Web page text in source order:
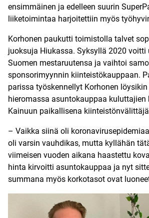
ensimmäinen ja edelleen suurin
liiketoimintaa harjoitettiin myös
Korhonen paukutti toimistolla talvet
juoksuja Hiukassa. Syksyllä 2020 voitti
Suomen mestaruutensa ja vaihtoi
sponsorimyynnin kiinteistökauppaan.
parissa työskennellyt Korhonen
hieromassa asuntokauppaa kuluttajien
Kainuun paikallisena
– Vaikka siinä oli
oli varsin vauhdikas, mutta kyllähän
viimeisen vuoden aikana haastettu
hinta kirvoitti asuntokauppaa ja nyt
summana myös korkotasot ovat